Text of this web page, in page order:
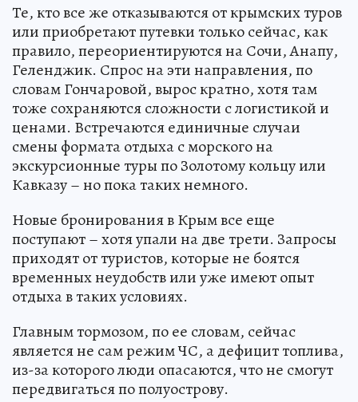
Те, кто все же отказываются от крымских туров
или приобретают путевки только сейчас, как
правило, переориентируются на Сочи, Анапу,
Геленджик. Спрос на эти направления, по
словам Гончаровой, вырос кратно, хотя там
тоже сохраняются сложности с логистикой и
ценами. Встречаются единичные случаи
смены формата отдыха с морского на
экскурсионные туры по Золотому кольцу или
Кавказу – но пока таких немного.
Новые бронирования в Крым все еще
поступают – хотя упали на две трети. Запросы
приходят от туристов, которые не боятся
временных неудобств или уже имеют опыт
отдыха в таких условиях.
Главным тормозом, по ее словам, сейчас
является не сам режим ЧС, а дефицит топлива,
из-за которого люди опасаются, что не смогут
передвигаться по полуострову.